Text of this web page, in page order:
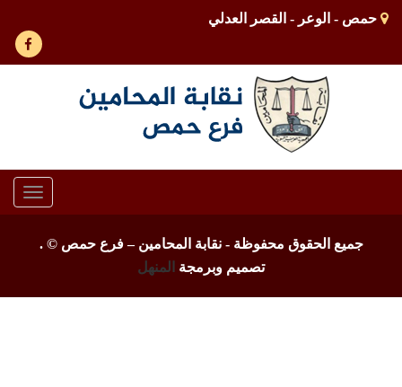
حمص - الوعر - القصر العدلي
جميع الحقوق محفوظة - نقابة المحامين – فرع حمص ©.
تصميم وبرمجة
المنهل